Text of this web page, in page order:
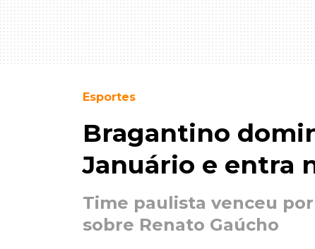
Esportes
Bragantino
Januário e entra
Time paulista venceu
sobre Renato Gaúcho